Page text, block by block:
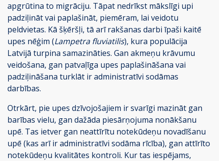
apgrūtina to migrāciju. Tāpat nedrīkst mākslīgi upi
padziļināt vai paplašināt, piemēram, lai veidotu
peldvietas. Kā šķēršļi, tā arī rakšanas darbi īpaši kaitē
upes nēģim (Lampetra fluviatilis), kura populācija
Latvijā turpina samazināties. Gan akmeņu krāvumu
veidošana, gan patvaļīga upes paplašināšana vai
padziļināšana turklāt ir administratīvi sodāmas
darbības.
Otrkārt, pie upes dzīvojošajiem ir svarīgi mazināt gan
barības vielu, gan dažāda piesārņojuma nonākšanu
upē. Tas ietver gan neattīrītu notekūdeņu novadīšanu
upē (kas arī ir administratīvi sodāma rīcība), gan attīrīto
notekūdeņu kvalitātes kontroli. Kur tas iespējams,